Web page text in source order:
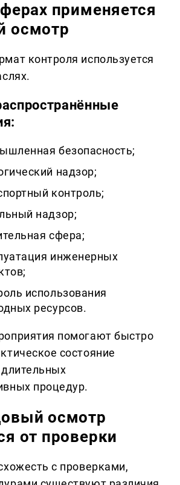
применяется
осмотр
контроля используется
безопасность;
надзор;
контроль;
надзор;
сфера;
инженерных
использования
ресурсов.
помогают быстро
состояние
процедур.
осмотр
от проверки
с проверками,